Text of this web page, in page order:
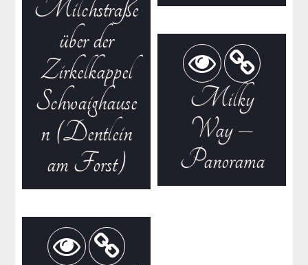
Milchstraße
über der
Zirkelkappel
Schwaighause
n (Dentlein
am Forst)
Milky
Way –
Panorama